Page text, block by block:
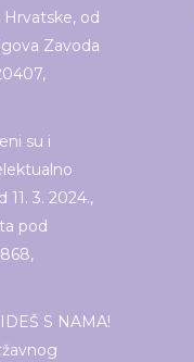
od
Zavoda
su i
3. 2024.,
pod
S NAMA!